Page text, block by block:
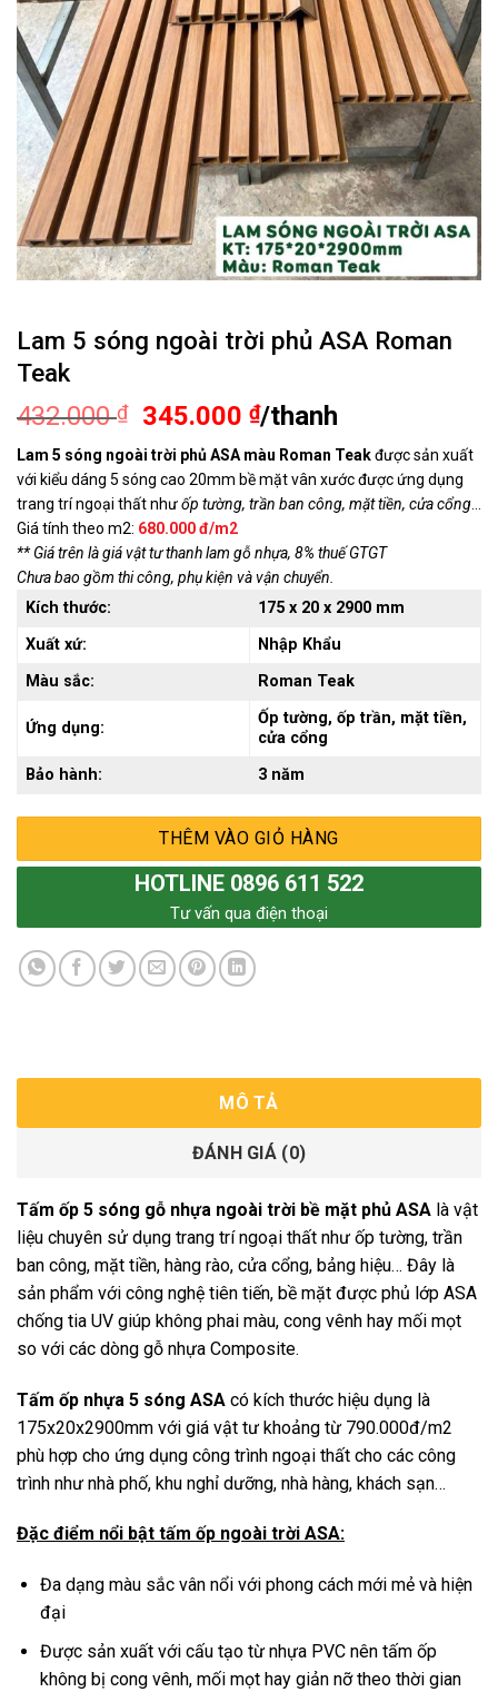
Lam 5 sóng ngoài trời phủ ASA Roman
Teak
432.000₫
Giá
gốc
là:
432.000 ₫.
345.000₫Giá
hiện
tại
là:
345.000 ₫.
/thanh
Lam 5 sóng ngoài trời phủ ASA màu Roman Teakđược sản xuất
với kiểu dáng 5 sóng cao 20mm bề mặt vân xước được ứng dụng
trang trí ngoại thất nhưốp tường, trần ban công, mặt tiền, cửa cổng
Giá tính theo m2: 680.000 đ/m2
** Giá trên là giá vật tư thanh lam gỗ nhựa, 8% thuế GTGT
Chưa bao gồm thi công, phụ kiện và vận chuyển.
Kích thước:
175 x 20 x 2900 mm
Xuất xứ:
Nhập Khẩu
Màu sắc:
Roman Teak
Ứng dụng:
Ốp tường, ốp trần, mặt tiền,
cửa cổng
Bảo hành:
3 năm
THÊM VÀO GIỎ HÀNG
HOTLINE 0896 611 522
Tư vấn qua điện thoại
MÔ TẢ
ĐÁNH GIÁ (0)
Tấm ốp 5 sóng gỗ nhựa ngoài trời bề mặt phủ ASA là vật
liệu chuyên sử dụng trang trí ngoại thất như ốp tường, trần
ban công, mặt tiền, hàng rào, cửa cổng, bảng hiệu… Đây là
sản phẩm với công nghệ tiên tiến, bề mặt được phủ lớp ASA
chống tia UV giúp không phai màu, cong vênh hay mối mọt
so với các dòng gỗ nhựa Composite.
Tấm ốp nhựa 5 sóng ASA có kích thước hiệu dụng là
175x20x2900mm với giá vật tư khoảng từ 790.000đ/m2
phù hợp cho ứng dụng công trình ngoại thất cho các công
trình như nhà phố, khu nghỉ dưỡng, nhà hàng, khách sạn…
Đặc điểm nổi bật tấm ốp ngoài trời ASA:
Đa dạng màu sắc vân nổi với phong cách mới mẻ và hiện
đại
Được sản xuất với cấu tạo từ nhựa PVC nên tấm ốp
không bị cong vênh, mối mọt hay giản nỡ theo thời gian